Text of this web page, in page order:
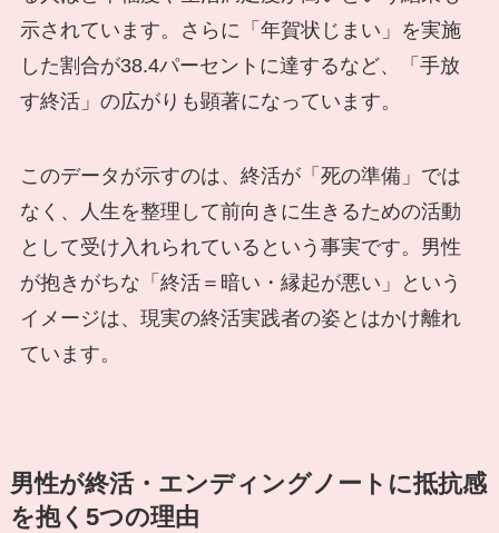
示されています。さらに「年賀状じまい」を実施
した割合が38.4パーセントに達するなど、「手放
す終活」の広がりも顕著になっています。
このデータが示すのは、終活が「死の準備」では
なく、人生を整理して前向きに生きるための活動
として受け入れられているという事実です。男性
が抱きがちな「終活＝暗い・縁起が悪い」という
イメージは、現実の終活実践者の姿とはかけ離れ
ています。
男性が終活・エンディングノートに抵抗感
を抱く5つの理由